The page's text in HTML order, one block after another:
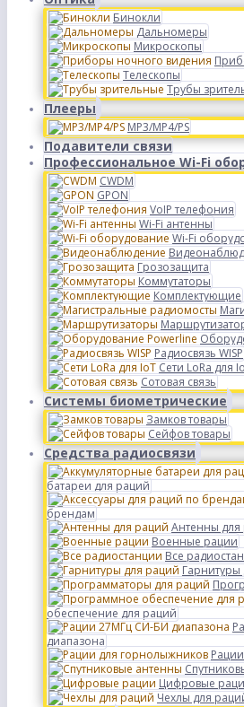
Бинокли
Дальномеры
Микроскопы
Телескопы
Трубы
Плееры
MP3/MP4/PS
Подавители связи
Профессиональное Wi-Fi
CWDM
GPON
VoIP телефония
Wi-Fi антенны
Wi-Fi
Грозозащита
Коммутаторы
Комплектующие
Радиосвязь WISP
Сети LoRa для
Сотовая связь
Системы биометрические
Замков товары
Сейфов товары
Средства радиосвязи
батареи для раций
брендам
Антенны для
Военные рации
Все
Гарнитуры
обеспечение для раций
диапазона
Цифровые
Чехлы для